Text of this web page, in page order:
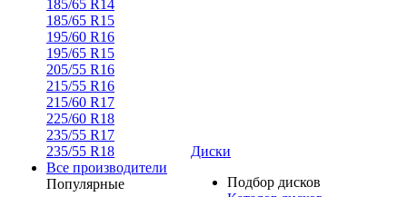
185/65 R14
185/65 R15
195/60 R16
195/65 R15
205/55 R16
215/55 R16
215/60 R17
225/60 R18
235/55 R17
235/55 R18
Все производители
Популярные
Диски
Подбор дисков